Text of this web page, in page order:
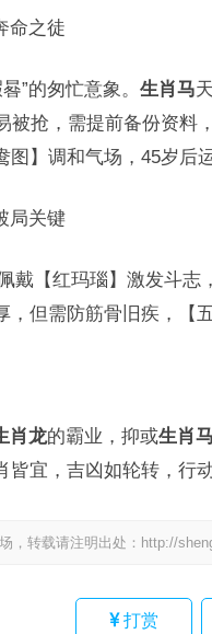
命之徒
”的匆忙意象。 生肖马
被抢，需提前备份资料
图】调和气场，45岁后
局关键
戴【红玛瑙】激发斗志
，但需防筋骨旧疾，【
肖龙的霸业，抑或生肖马
宜，吉凶如轮转，行动
，转载请注明出处： http://
打赏